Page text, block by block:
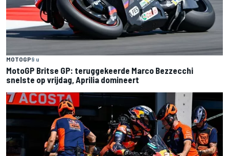
MOTOGP9 u
MotoGP Britse GP: teruggekeerde Marco Bezzecchi
snelste op vrijdag, Aprilia domineert